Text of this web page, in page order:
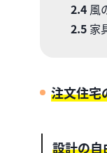
2.4風
2.5家
注文住宅
設計の自